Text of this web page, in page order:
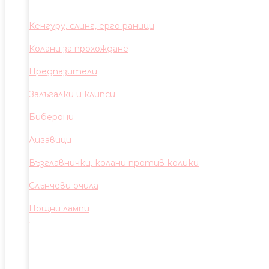
Кенгуру, слинг, ерго раници
Колани за прохождане
Предпазители
Залъгалки и клипси
Биберони
Лигавици
Възглавнички, колани против колики
Слънчеви очила
Нощни лампи